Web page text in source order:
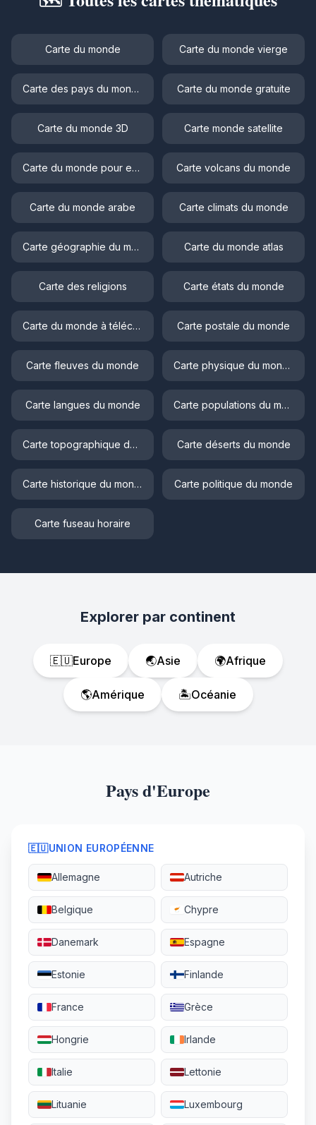
Carte du monde Carte du monde vierge
Carte des pays du monde Carte du monde gratuite
Carte du monde 3D Carte monde satellite
Carte du monde pour enfant Carte volcans du monde
Carte du monde arabe Carte climats du monde
Carte géographie du monde Carte du monde atlas
Carte des religions Carte états du monde
Carte du monde à télécharger Carte postale du monde
Carte fleuves du monde Carte physique du monde
Carte langues du monde Carte populations du monde
Carte topographique du monde Carte déserts du monde
Carte historique du monde Carte politique du monde
Carte fuseau horaire
Explorer par continent
🇪🇺Europe 🌏Asie 🌍Afrique
🌎Amérique 🏝️Océanie
Pays d'Europe
🇪🇺UNION EUROPÉENNE
Allemagne Autriche
Belgique Chypre
Danemark Espagne
Estonie Finlande
France Grèce
Hongrie Irlande
Italie Lettonie
Lituanie Luxembourg